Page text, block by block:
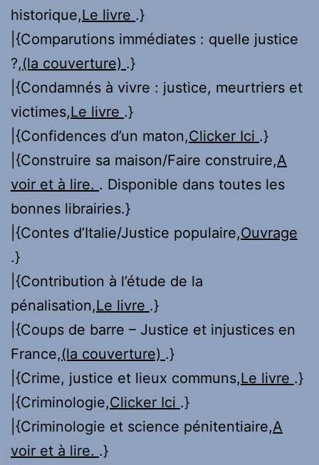
historique,Le livre .}
|{Comparutions immédiates : quelle justice
?,(la couverture) .}
|{Condamnés à vivre : justice, meurtriers et
victimes,Le livre .}
|{Confidences d’un maton,Clicker Ici .}
|{Construire sa maison/Faire construire,A
voir et à lire. . Disponible dans toutes les
bonnes librairies.}
|{Contes d’Italie/Justice populaire,Ouvrage
.}
|{Contribution à l’étude de la
pénalisation,Le livre .}
|{Coups de barre – Justice et injustices en
France,(la couverture) .}
|{Crime, justice et lieux communs,Le livre .}
|{Criminologie,Clicker Ici .}
|{Criminologie et science pénitentiaire,A
voir et à lire. .}